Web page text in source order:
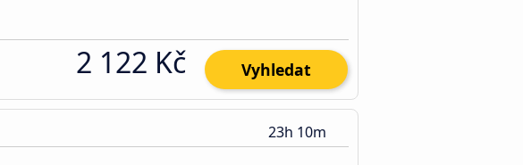
2 122 Kč Vyhledat
23h 10m